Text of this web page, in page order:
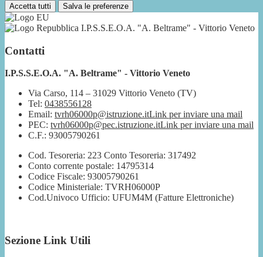
Accetta tutti Salva le preferenze
I.P.S.S.E.O.A. "A. Beltrame" - Vittorio Veneto
Contatti
I.P.S.S.E.O.A. "A. Beltrame" - Vittorio Veneto
Via Carso, 114 – 31029 Vittorio Veneto (TV)
Tel: 0438556128
Email: tvrh06000p@istruzione.itLink per inviare una mail
PEC: tvrh06000p@pec.istruzione.itLink per inviare una mail
C.F.: 93005790261
Cod. Tesoreria: 223 Conto Tesoreria: 317492
Conto corrente postale: 14795314
Codice Fiscale: 93005790261
Codice Ministeriale: TVRH06000P
Cod.Univoco Ufficio: UFUM4M (Fatture Elettroniche)
Sezione Link Utili